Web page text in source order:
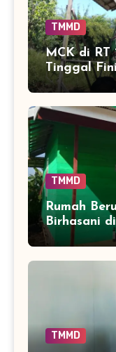
TMMD
MCK di RT
Tinggal
Warga
TMMD
Rumah
Birhasani
Ikut
TMMD